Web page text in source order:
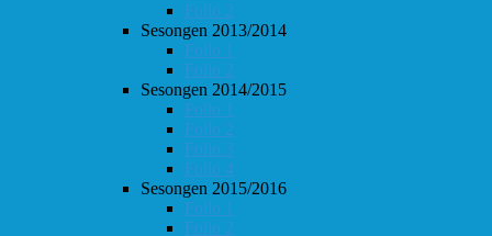
Follo 2
Sesongen 2013/2014
Follo 1
Follo 2
Sesongen 2014/2015
Follo 1
Follo 2
Follo 3
Follo 4
Sesongen 2015/2016
Follo 1
Follo 2